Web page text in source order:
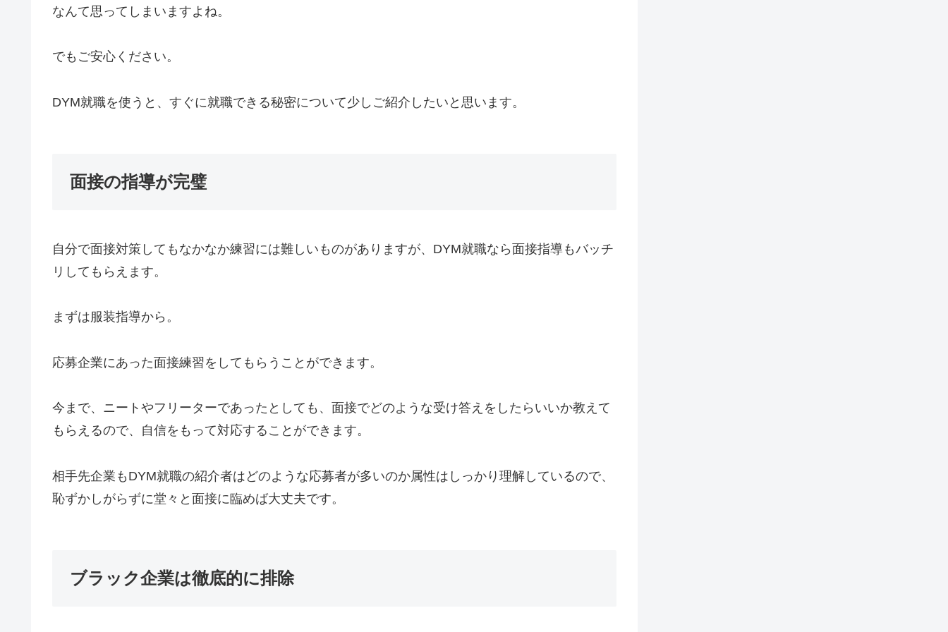
なんて思ってしまいますよね。
でもご安心ください。
DYM就職を使うと、すぐに就職できる秘密について少しご紹介したいと思います。
面接の指導が完璧
自分で面接対策してもなかなか練習には難しいものがありますが、DYM就職なら面接指導もバッチ
リしてもらえます。
まずは服装指導から。
応募企業にあった面接練習をしてもらうことができます。
今まで、ニートやフリーターであったとしても、面接でどのような受け答えをしたらいいか教えて
もらえるので、自信をもって対応することができます。
相手先企業もDYM就職の紹介者はどのような応募者が多いのか属性はしっかり理解しているので、
恥ずかしがらずに堂々と面接に臨めば大丈夫です。
ブラック企業は徹底的に排除